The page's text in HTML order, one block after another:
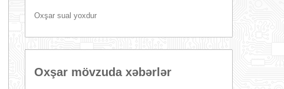
Oxşar sual yoxdur
Oxşar mövzuda xəbərlər